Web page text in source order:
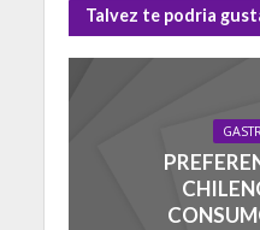
Talvez te podria